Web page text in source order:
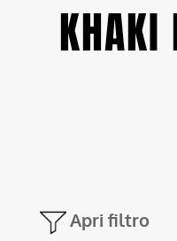
Apri filtro